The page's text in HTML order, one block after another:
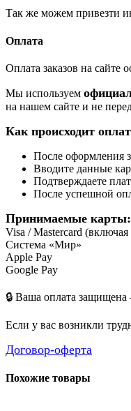
Так же можем привезти
Оплата
Оплата заказов на
Мы используем
на нашем сайте и не
Как происходит
После оформления
Вводите данные
Подтверждаете
После успешной
Принимаемые карты:
Visa / Mastercard
Система «Мир»
Apple Pay
Google Pay
🔒 Ваша оплата защищена
Если у вас возникли
Договор-оферта
Похожие товары